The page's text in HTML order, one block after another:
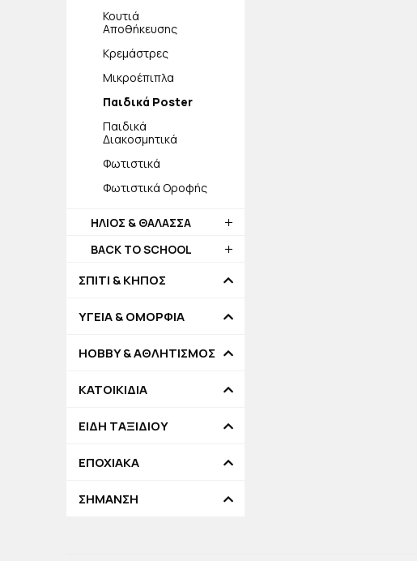
Κουτιά
Αποθήκευσης
Κρεμάστρες
Μικροέπιπλα
Παιδικά Poster
Παιδικά
Διακοσμητικά
Φωτιστικά
Φωτιστικά Οροφής
ΗΛΙΟΣ & ΘΑΛΑΣΣΑ
BACK TO SCHOOL
ΣΠΙΤΙ & ΚΗΠΟΣ
ΥΓΕΙΑ & ΟΜΟΡΦΙΑ
HOBBY & ΑΘΛΗΤΙΣΜΟΣ
ΚΑΤΟΙΚΙΔΙΑ
ΕΙΔΗ ΤΑΞΙΔΙΟΥ
ΕΠΟΧΙΑΚΑ
ΣΗΜΑΝΣΗ